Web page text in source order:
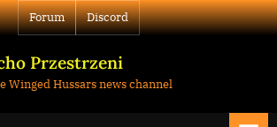
Forum Discord
Przestrzeni
Winged Hussars news channel